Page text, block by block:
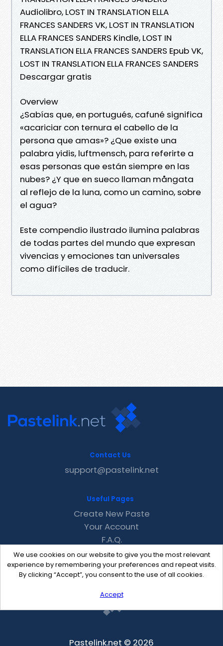
Audiolibro, LOST IN TRANSLATION ELLA
FRANCES SANDERS VK, LOST IN TRANSLATION
ELLA FRANCES SANDERS Kindle, LOST IN
TRANSLATION ELLA FRANCES SANDERS Epub VK,
LOST IN TRANSLATION ELLA FRANCES SANDERS
Descargar gratis
Overview
¿Sabías que, en portugués, cafuné significa
«acariciar con ternura el cabello de la
persona que amas»? ¿Que existe una
palabra yidis, luftmensch, para referirte a
esas personas que están siempre en las
nubes? ¿Y que en sueco llaman mångata
al reflejo de la luna, como un camino, sobre
el agua?
Este compendio ilustrado ilumina palabras
de todas partes del mundo que expresan
vivencias y emociones tan universales
como difíciles de traducir.
We use cookies on our website to give you the most relevant
experience by remembering your preferences and repeat visits.
By clicking “Accept”, you consent to the use of all cookies.
Accept
Contact Us
support@pastelink.net
Useful Pages
Create New Paste
Your Account
F.A.Q.
Recent
Contact
Pastelink.net © 2026